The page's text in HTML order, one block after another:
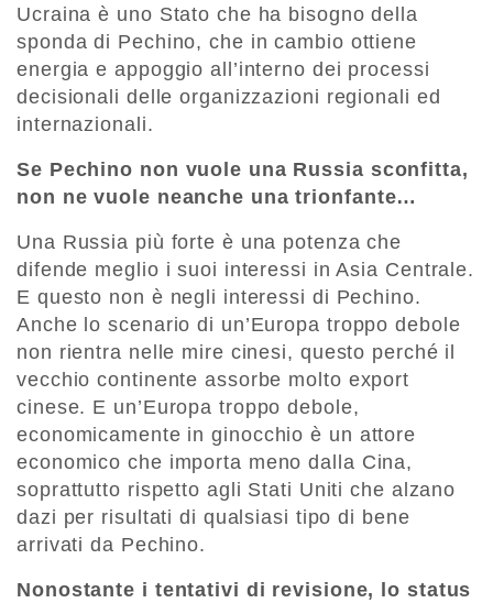
Ucraina è uno Stato che ha bisogno della
sponda di Pechino, che in cambio ottiene
energia e appoggio all’interno dei processi
decisionali delle organizzazioni regionali ed
internazionali.
Se Pechino non vuole una Russia sconfitta,
non ne vuole neanche una trionfante…
Una Russia più forte è una potenza che
difende meglio i suoi interessi in Asia Centrale.
E questo non è negli interessi di Pechino.
Anche lo scenario di un’Europa troppo debole
non rientra nelle mire cinesi, questo perché il
vecchio continente assorbe molto export
cinese. E un’Europa troppo debole,
economicamente in ginocchio è un attore
economico che importa meno dalla Cina,
soprattutto rispetto agli Stati Uniti che alzano
dazi per risultati di qualsiasi tipo di bene
arrivati da Pechino.
Nonostante i tentativi di revisione, lo status